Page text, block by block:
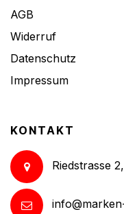
AGB
Widerruf
Datenschutz
Impressum
KONTAKT
Riedstrasse